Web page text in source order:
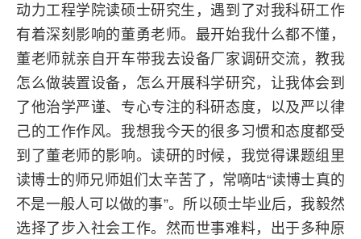
动力工程学院读硕士研究生，遇到了对我科研工作
有着深刻影响的董勇老师。最开始我什么都不懂，
董老师就亲自开车带我去设备厂家调研交流，教我
怎么做装置设备，怎么开展科学研究，让我体会到
了他治学严谨、专心专注的科研态度，以及严以律
己的工作作风。我想我今天的很多习惯和态度都受
到了董老师的影响。读研的时候，我觉得课题组里
读博士的师兄师姐们太辛苦了，常嘀咕“读博士真的
不是一般人可以做的事”。所以硕士毕业后，我毅然
选择了步入社会工作。然而世事难料，出于多种原